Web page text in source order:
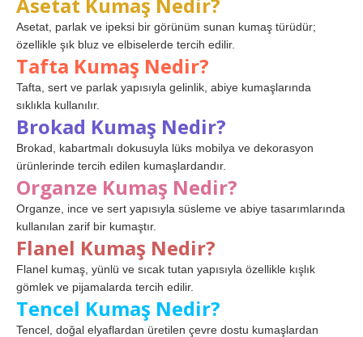
Asetat, parlak ve ipeksi bir görünüm sunan kumaş türüdür;
özellikle şık bluz ve elbiselerde tercih edilir.
Tafta Kumaş Nedir?
Tafta, sert ve parlak yapısıyla gelinlik, abiye kumaşlarında
sıklıkla kullanılır.
Brokad Kumaş Nedir?
Brokad, kabartmalı dokusuyla lüks mobilya ve dekorasyon
ürünlerinde tercih edilen kumaşlardandır.
Organze Kumaş Nedir?
Organze, ince ve sert yapısıyla süsleme ve abiye tasarımlarında
kullanılan zarif bir kumaştır.
Flanel Kumaş Nedir?
Flanel kumaş, yünlü ve sıcak tutan yapısıyla özellikle kışlık
gömlek ve pijamalarda tercih edilir.
Tencel Kumaş Nedir?
Tencel, doğal elyaflardan üretilen çevre dostu kumaşlardan